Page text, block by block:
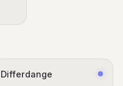
Differdange